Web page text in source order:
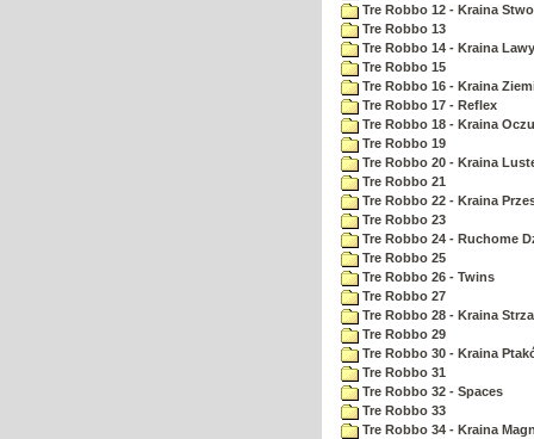
Tre Robbo 12 - Kraina
Tre Robbo 13
Tre Robbo 14 - Kraina Lawy
Tre Robbo 15
Tre Robbo 16 - Kraina
Tre Robbo 17 - Reflex
Tre Robbo 18 - Kraina Oczu
Tre Robbo 19
Tre Robbo 20 - Kraina
Tre Robbo 21
Tre Robbo 22 - Kraina
Tre Robbo 23
Tre Robbo 24 - Ruchome
Tre Robbo 25
Tre Robbo 26 - Twins
Tre Robbo 27
Tre Robbo 28 - Kraina
Tre Robbo 29
Tre Robbo 30 - Kraina
Tre Robbo 31
Tre Robbo 32 - Spaces
Tre Robbo 33
Tre Robbo 34 - Kraina